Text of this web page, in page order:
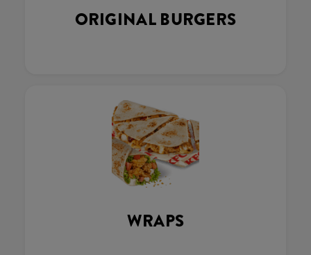
ORIGINAL BURGERS
WRAPS